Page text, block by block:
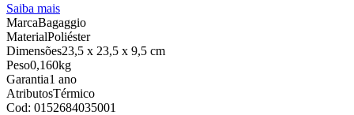
Saiba mais
MarcaBagaggio
MaterialPoliéster
Dimensões23,5 x 23,5 x 9,5 cm
Peso0,160kg
Garantia1 ano
AtributosTérmico
Cod: 0152684035001